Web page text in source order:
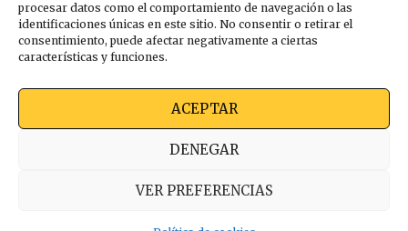
procesar datos como el comportamiento de navegación o las
identificaciones únicas en este sitio. No consentir o retirar el
consentimiento, puede afectar negativamente a ciertas
características y funciones.
ACEPTAR
DENEGAR
VER PREFERENCIAS
Bilbao acogerá el mayor
congreso europeo de salud
pública en noviembre
Ekimen Press